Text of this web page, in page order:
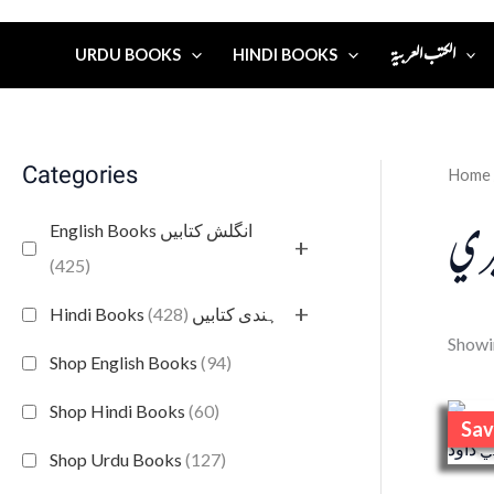
URDU BOOKS HINDI BOOKS الكتب العربية
Categories
English Books انگلش کتابیں
(425)
+
Hindi Books ہندی کتابیں (428) +
Shop English Books (94)
Shop Hindi Books (60)
Shop Urdu Books (127)
Home